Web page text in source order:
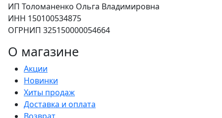
ИП Толоманенко Ольга Владимировна
ИНН 150100534875
ОГРНИП 325150000054664
О магазине
Акции
Новинки
Хиты продаж
Доставка и оплата